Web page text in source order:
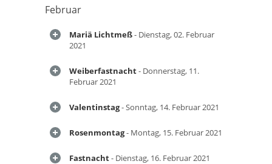
Februar
Mariä Lichtmeß- Dienstag, 02. Februar
2021
Weiberfastnacht- Donnerstag, 11.
Februar 2021
Valentinstag- Sonntag, 14. Februar 2021
Rosenmontag- Montag, 15. Februar 2021
Fastnacht- Dienstag, 16. Februar 2021